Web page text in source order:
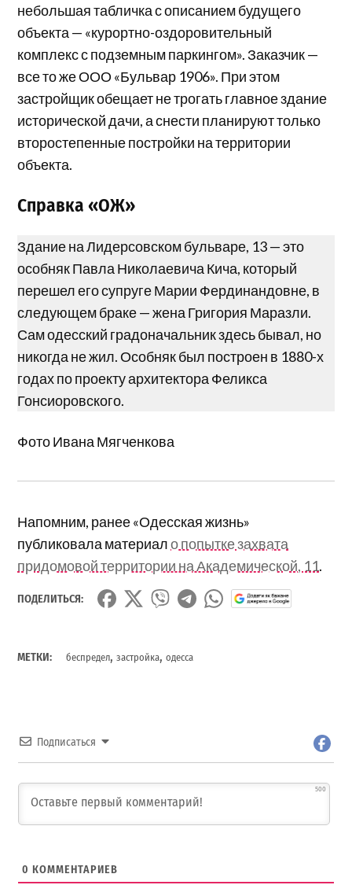
небольшая табличка с описанием будущего
объекта — «курортно-оздоровительный
комплекс с подземным паркингом». Заказчик —
все то же ООО «Бульвар 1906». При этом
застройщик обещает не трогать главное здание
исторической дачи, а снести планируют только
второстепенные постройки на территории
объекта.
Справка «ОЖ»
Здание на Лидерсовском бульваре, 13 — это
особняк Павла Николаевича Кича, который
перешел его супруге Марии Фердинандовне, в
следующем браке — жена Григория Маразли.
Сам одесский градоначальник здесь бывал, но
никогда не жил. Особняк был построен в 1880-х
годах по проекту архитектора Феликса
Гонсиоровского.
Фото Ивана Мягченкова
Напомним, ранее «Одесская жизнь»
публиковала материало попытке захвата
придомовой территории на Академической, 11.
ПОДЕЛИТЬСЯ:
МЕТКИ: беспредел,застройка,одесса
Подписаться
500
0 КОММЕНТАРИЕВ